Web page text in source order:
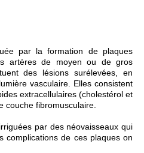
par la formation de plaques
artères de moyen ou de gros
des lésions surélevées, en
vasculaire. Elles consistent
extracellulaires (cholestérol et
couche fibromusculaire.
par des néovaisseaux qui
complications de ces plaques on